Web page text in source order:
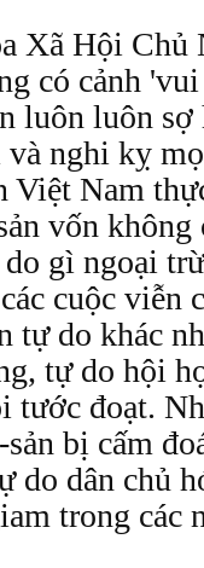
Xã Hội Chủ
có cảnh
luôn luôn sợ
nghi kỵ
Việt Nam
vốn
gì ngoại
cuộc viễn
tự do khác
tự do hội
tước đoạt.
bị cấm
do dân chủ
trong các